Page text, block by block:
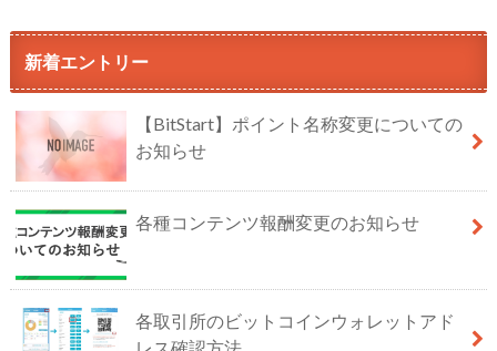
新着エントリー
【BitStart】ポイント名称変更についての
お知らせ
各種コンテンツ報酬変更のお知らせ
各取引所のビットコインウォレットアド